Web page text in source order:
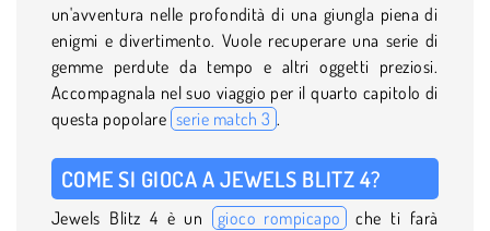
un'avventura nelle profondità di una giungla piena di
enigmi e divertimento. Vuole recuperare una serie di
gemme perdute da tempo e altri oggetti preziosi.
Accompagnala nel suo viaggio per il quarto capitolo di
questa popolare serie match 3 .
COME SI GIOCA A JEWELS BLITZ 4?
Jewels Blitz 4 è un gioco rompicapo che ti farà